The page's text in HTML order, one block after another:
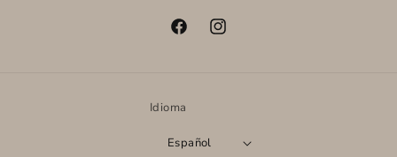
FacebookInstagram
Idioma
Español